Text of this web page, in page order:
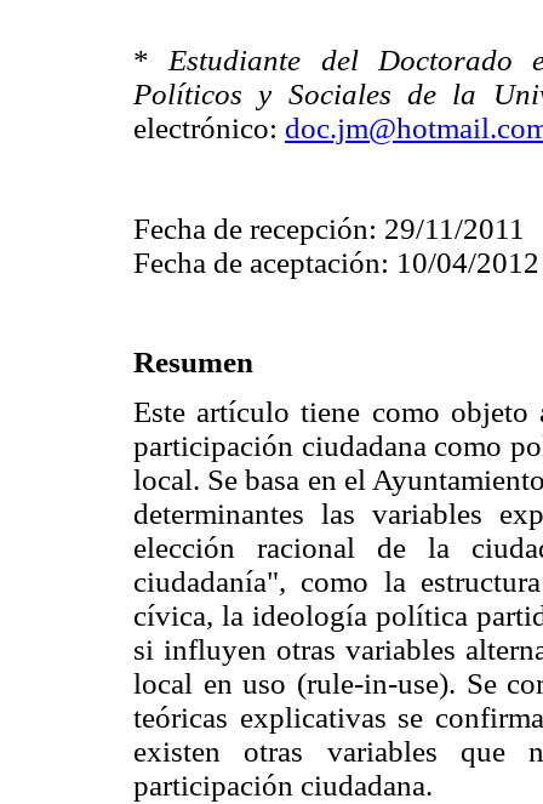
* Estudiante del Doctorado
Políticos y Sociales de la
electrónico:
Fecha de recepción: 29/11/2011
Fecha de aceptación: 10/04/2012
Resumen
Este artículo tiene como objeto
participación ciudadana como
local. Se basa en el
determinantes las variables
elección racional de la
ciudadanía", como la
cívica, la ideología política
si influyen otras variables
local en uso (rule-in-use). Se
teóricas explicativas se
existen otras variables
participación ciudadana.